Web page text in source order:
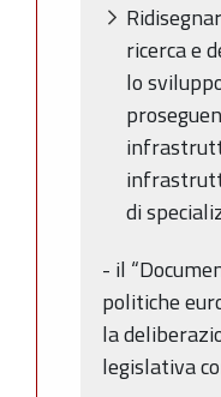
ricerca e
lo
di
- il
politiche
la
legislativa